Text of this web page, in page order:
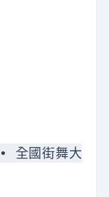
• 全國街舞大